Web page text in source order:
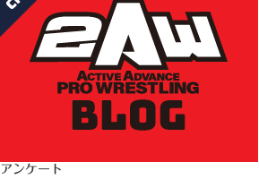
アンケート